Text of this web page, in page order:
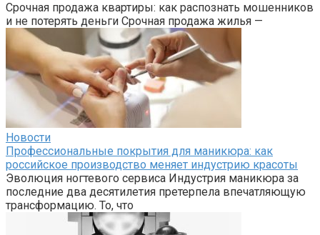
Срочная продажа квартиры: как распознать мошенников
и не потерять деньги Срочная продажа жилья —
Новости
Профессиональные покрытия для маникюра: как
российское производство меняет индустрию красоты
Эволюция ногтевого сервиса Индустрия маникюра за
последние два десятилетия претерпела впечатляющую
трансформацию. То, что